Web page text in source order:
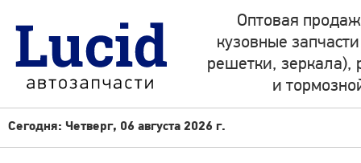
Оптовая
кузовные
решетки, зеркала),
и
Сегодня: Четверг, 06 августа 2026 г.